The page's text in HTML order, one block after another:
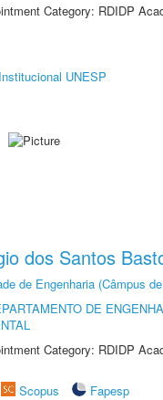
Category: RDIDP
UNESP
dos Santos
de Engenharia (Câmpus
DE
Category: RDIDP
Scopus
Fapesp